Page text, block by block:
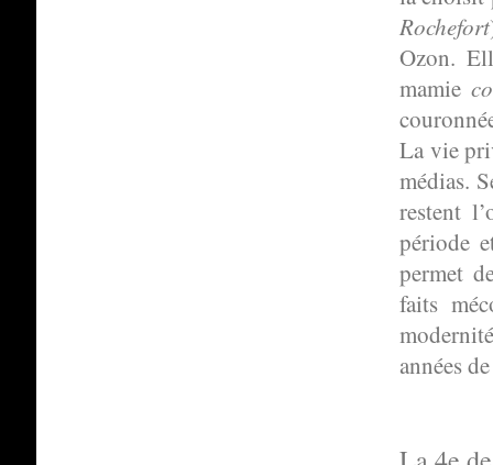
Rochefort
Ozon.
mamie
La vie
médias.
restent
période
permet
faits
années